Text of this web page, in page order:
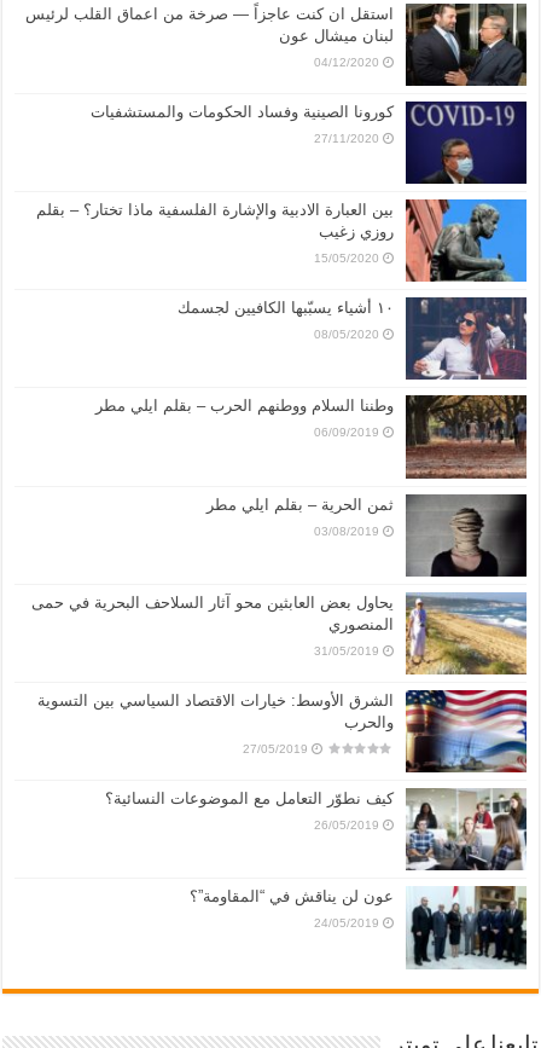
استقل ان كنت عاجزاً — صرخة من اعماق القلب لرئيس
لبنان ميشال عون
04/12/2020
كورونا الصينية وفساد الحكومات والمستشفيات
27/11/2020
بين العبارة الادبية والإشارة الفلسفية ماذا تختار؟ – بقلم
روزي زغيب
15/05/2020
١٠ أشياء يسبّبها الكافيين لجسمك
08/05/2020
وطننا السلام ووطنهم الحرب – بقلم ايلي مطر
06/09/2019
ثمن الحرية – بقلم ايلي مطر
03/08/2019
يحاول بعض العابثين محو آثار السلاحف البحرية في حمى
المنصوري
31/05/2019
الشرق الأوسط: خيارات الاقتصاد السياسي بين التسوية
والحرب
27/05/2019
كيف نطوّر التعامل مع الموضوعات النسائية؟
26/05/2019
عون لن يناقش في “المقاومة”؟
24/05/2019